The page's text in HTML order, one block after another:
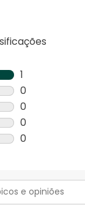
1
1
análise
com
5
0
0
análise
com
0
0
análise
estrelas.
0
0
2
estrelas.
0
com
1